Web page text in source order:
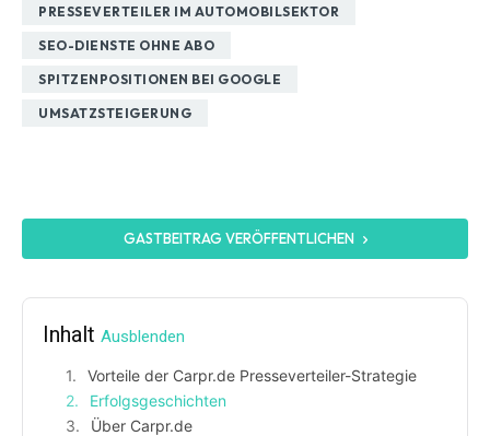
PRESSEVERTEILER IM AUTOMOBILSEKTOR
SEO-DIENSTE OHNE ABO
SPITZENPOSITIONEN BEI GOOGLE
UMSATZSTEIGERUNG
GASTBEITRAG VERÖFFENTLICHEN
Inhalt Ausblenden
Vorteile der Carpr.de Presseverteiler-Strategie
Erfolgsgeschichten
Über Carpr.de